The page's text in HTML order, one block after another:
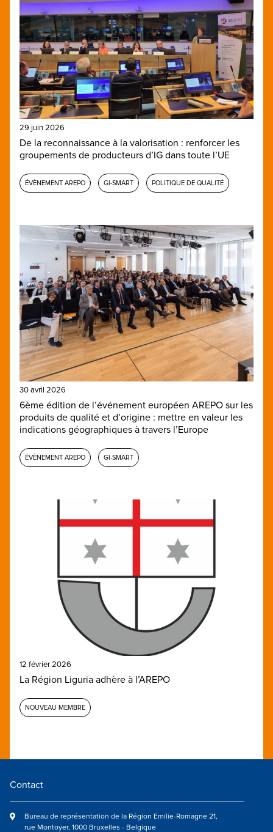
29 juin 2026
De la reconnaissance à la valorisation : renforcer les
groupements de producteurs d’IG dans toute l’UE
ÉVÈNEMENT AREPO GI-SMART POLITIQUE DE QUALITÉ
30 avril 2026
6ème édition de l’événement européen AREPO sur les
produits de qualité et d’origine : mettre en valeur les
indications géographiques à travers l’Europe
ÉVÈNEMENT AREPO GI-SMART
12 février 2026
La Région Liguria adhère à l’AREPO
NOUVEAU MEMBRE
Contact
Bureau de représentation de la Région Emilie-Romagne 21,
rue Montoyer, 1000 Bruxelles - Belgique